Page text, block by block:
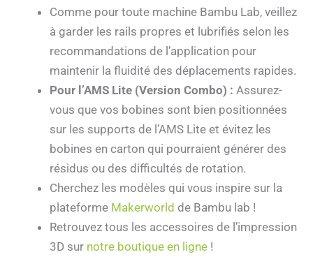
Comme pour toute machine Bambu Lab, veillez
à garder les rails propres et lubrifiés selon les
recommandations de l’application pour
maintenir la fluidité des déplacements rapides.
Pour l’AMS Lite (Version Combo) : Assurez-
vous que vos bobines sont bien positionnées
sur les supports de l’AMS Lite et évitez les
bobines en carton qui pourraient générer des
résidus ou des difficultés de rotation.
Cherchez les modèles qui vous inspire sur la
plateforme Makerworld de Bambu lab !
Retrouvez tous les accessoires de l’impression
3D sur notre boutique en ligne !